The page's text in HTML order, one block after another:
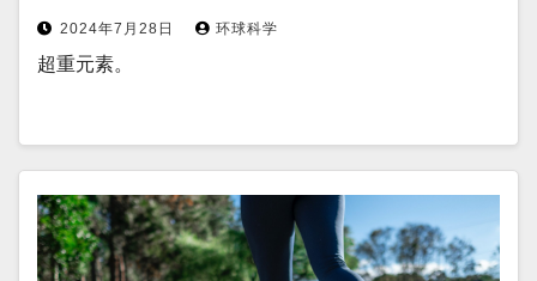
2024年7月28日 环球科学
超重元素。